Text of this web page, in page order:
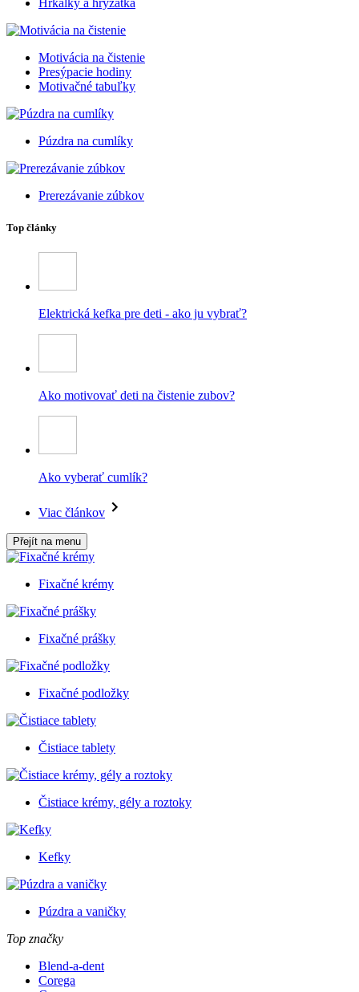
Hrkálky a hryzátka
Motivácia na čistenie
Presýpacie hodiny
Motivačné tabuľky
Púzdra na cumlíky
Prerezávanie zúbkov
Top články
Elektrická kefka pre deti - ako ju vybrať?
Ako motivovať deti na čistenie zubov?
Ako vyberať cumlík?
Viac článkov
Přejít na menu
Fixačné krémy
Fixačné prášky
Fixačné podložky
Čistiace tablety
Čistiace krémy, gély a roztoky
Kefky
Púzdra a vaničky
Top značky
Blend-a-dent
Corega